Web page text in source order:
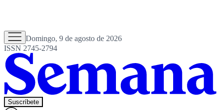
Domingo, 9 de agosto de 2026
ISSN 2745-2794
Suscríbete